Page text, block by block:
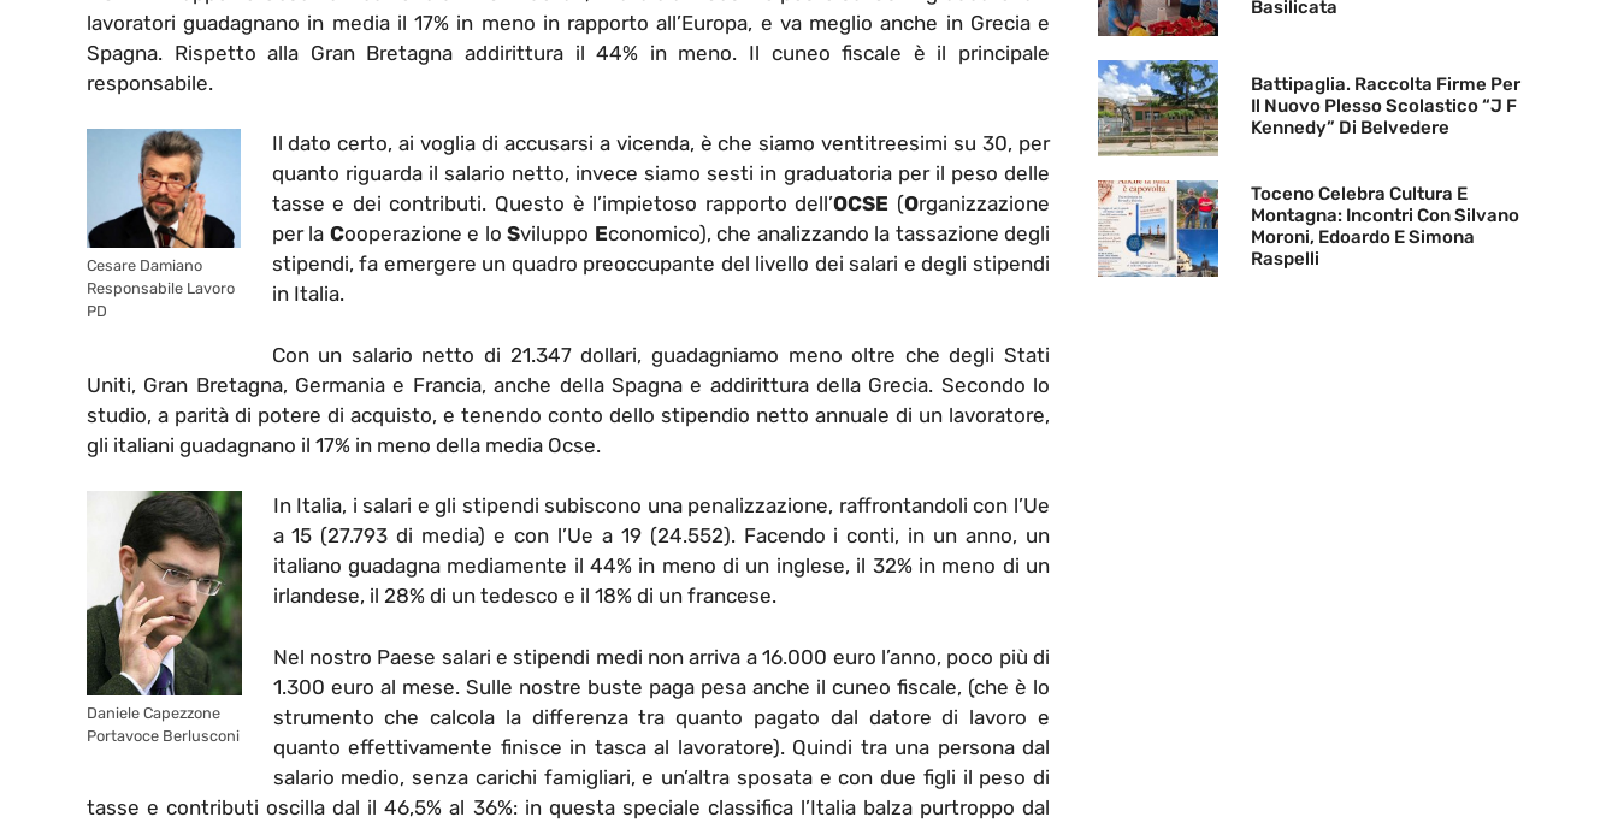
lavoratori guadagnano in media il 17% in meno in rapporto all’Europa, e va meglio anche in Grecia e
Spagna. Rispetto alla Gran Bretagna addirittura il 44% in meno. Il cuneo fiscale è il principale
responsabile.
Cesare Damiano
Responsabile Lavoro
PD
Il dato certo, ai voglia di accusarsi a vicenda, è che siamo ventitreesimi su 30, per
quanto riguarda il salario netto, invece siamo sesti in graduatoria per il peso delle
tasse e dei contributi. Questo è l’impietoso rapporto dell’OCSE (Organizzazione
per la Cooperazione e lo Sviluppo Economico), che analizzando la tassazione degli
stipendi, fa emergere un quadro preoccupante del livello dei salari e degli stipendi
in Italia.
Con un salario netto di 21.347 dollari, guadagniamo meno oltre che degli Stati
Uniti, Gran Bretagna, Germania e Francia, anche della Spagna e addirittura della Grecia. Secondo lo
studio, a parità di potere di acquisto, e tenendo conto dello stipendio netto annuale di un lavoratore,
gli italiani guadagnano il 17% in meno della media Ocse.
Daniele Capezzone
Portavoce Berlusconi
In Italia, i salari e gli stipendi subiscono una penalizzazione, raffrontandoli con l’Ue
a 15 (27.793 di media) e con l’Ue a 19 (24.552). Facendo i conti, in un anno, un
italiano guadagna mediamente il 44% in meno di un inglese, il 32% in meno di un
irlandese, il 28% di un tedesco e il 18% di un francese.
Nel nostro Paese salari e stipendi medi non arriva a 16.000 euro l’anno, poco più di
1.300 euro al mese. Sulle nostre buste paga pesa anche il cuneo fiscale, (che è lo
strumento che calcola la differenza tra quanto pagato dal datore di lavoro e
quanto effettivamente finisce in tasca al lavoratore). Quindi tra una persona dal
salario medio, senza carichi famigliari, e un’altra sposata e con due figli il peso di
tasse e contributi oscilla dal il 46,5% al 36%: in questa speciale classifica l’Italia balza purtroppo dal
Basilicata
Battipaglia. Raccolta Firme Per
Il Nuovo Plesso Scolastico “J F
Kennedy” Di Belvedere
Toceno Celebra Cultura E
Montagna: Incontri Con Silvano
Moroni, Edoardo E Simona
Raspelli